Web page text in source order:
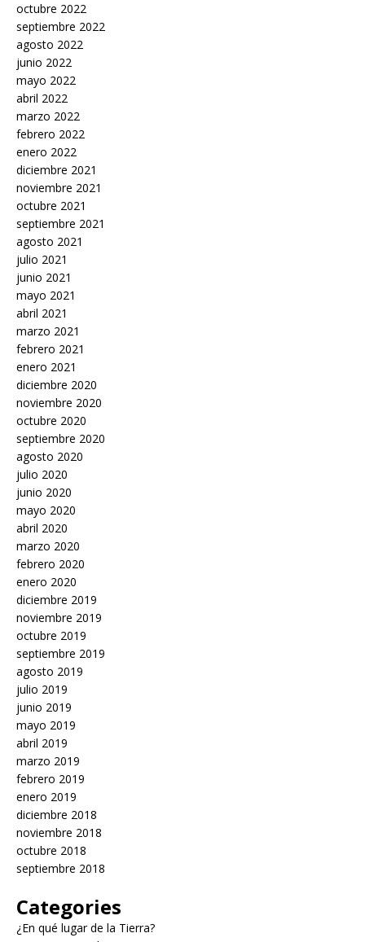
octubre 2022
septiembre 2022
agosto 2022
junio 2022
mayo 2022
abril 2022
marzo 2022
febrero 2022
enero 2022
diciembre 2021
noviembre 2021
octubre 2021
septiembre 2021
agosto 2021
julio 2021
junio 2021
mayo 2021
abril 2021
marzo 2021
febrero 2021
enero 2021
diciembre 2020
noviembre 2020
octubre 2020
septiembre 2020
agosto 2020
julio 2020
junio 2020
mayo 2020
abril 2020
marzo 2020
febrero 2020
enero 2020
diciembre 2019
noviembre 2019
octubre 2019
septiembre 2019
agosto 2019
julio 2019
junio 2019
mayo 2019
abril 2019
marzo 2019
febrero 2019
enero 2019
diciembre 2018
noviembre 2018
octubre 2018
septiembre 2018
Categories
¿En qué lugar de la Tierra?